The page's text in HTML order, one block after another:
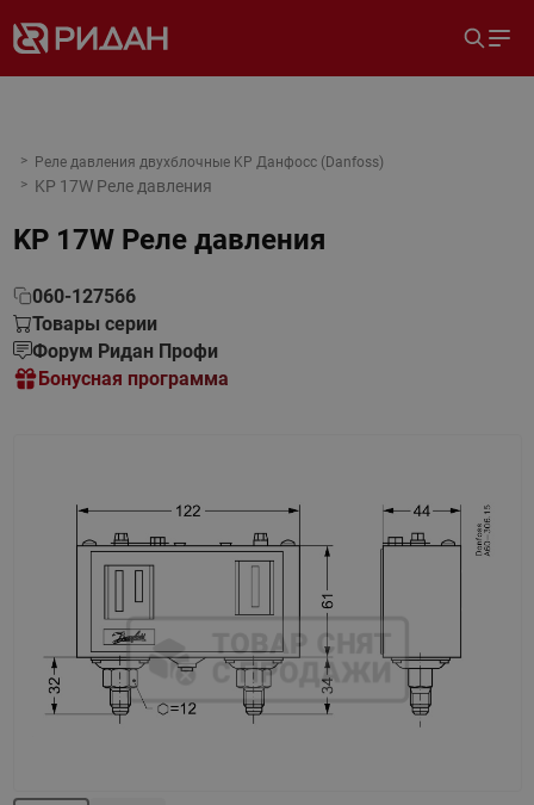
Реле давления двухблочные KP Данфосс (Danfoss)
KP 17W Реле давления
KP 17W Реле давления
060-127566
Товары серии
Форум Ридан Профи
Бонусная программа
Назад